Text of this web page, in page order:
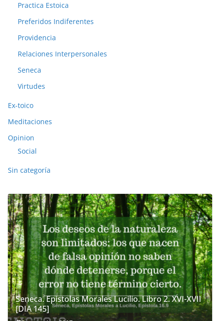
Practica Estoica
Preferidos Indiferentes
Providencia
Relaciones Interpersonales
Seneca
Virtudes
Ex-toico
Meditaciones
Opinion
Social
Sin categoría
Seneca. Epistolas Morales Lucilio. Libro 2. XVI-XVII
[DIA 145]